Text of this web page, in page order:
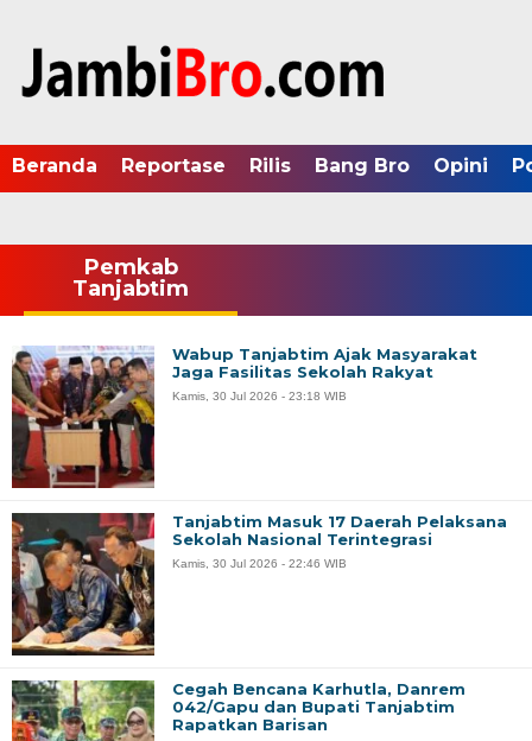
Beranda Reportase Rilis Bang Bro Opini
Pemkab
Tanjabtim
Wabup Tanjabtim Ajak Masyarakat
Jaga Fasilitas Sekolah Rakyat
Kamis, 30 Jul 2026 - 23:18 WIB
Tanjabtim Masuk 17 Daerah Pelaksana
Sekolah Nasional Terintegrasi
Kamis, 30 Jul 2026 - 22:46 WIB
Cegah Bencana Karhutla, Danrem
042/Gapu dan Bupati Tanjabtim
Rapatkan Barisan